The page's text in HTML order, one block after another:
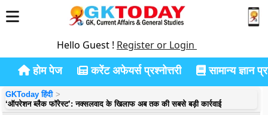
Hello Guest ! Register or Login
होम पेज करेंट अफेयर्स प्रश्नोत्तरी सामान्य ज्ञान
GKToday हिंदी
‘ऑपरेशन ब्लैक फॉरेस्ट’: नक्सलवाद के खिलाफ अब तक की सबसे बड़ी कार्रवाई